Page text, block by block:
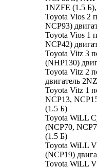
1NZFE (1.5
Toyota Vios 2
NCP93)
Toyota Vios 1
NCP42)
Toyota Vitz 3
(NHP130)
Toyota Vitz 2
двигатель
Toyota Vitz 1
NCP13,
(1.5 Б)
Toyota WiLL
(NCP70,
(1.5 Б)
Toyota WiLL
(NCP19)
Toyota WiLL